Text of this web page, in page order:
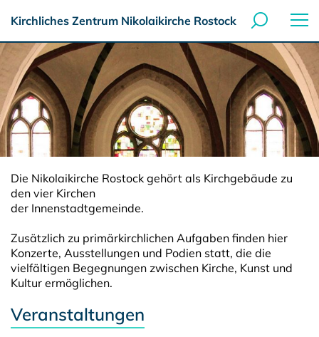
Kirchliches Zentrum Nikolaikirche Rostock
Die Nikolaikirche Rostock gehört als Kirchgebäude zu
den vier Kirchen
der Innenstadtgemeinde.
Zusätzlich zu primärkirchlichen Aufgaben finden hier
Konzerte, Ausstellungen und Podien statt, die die
vielfältigen Begegnungen zwischen Kirche, Kunst und
Kultur ermöglichen.
Veranstaltungen